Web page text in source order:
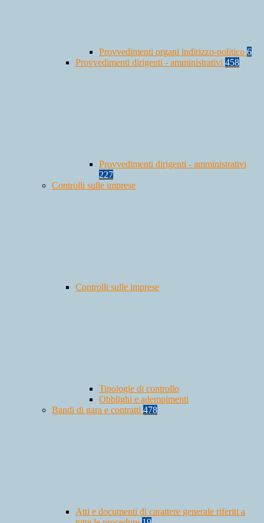
Provvedimenti organi indirizzo-politico 6
Provvedimenti dirigenti - amministrativi 458
Provvedimenti dirigenti - amministrativi
227
Controlli sulle imprese
Controlli sulle imprese
Tipologie di controllo
Obblighi e adempimenti
Bandi di gara e contratti 478
Atti e documenti di carattere generale riferiti a